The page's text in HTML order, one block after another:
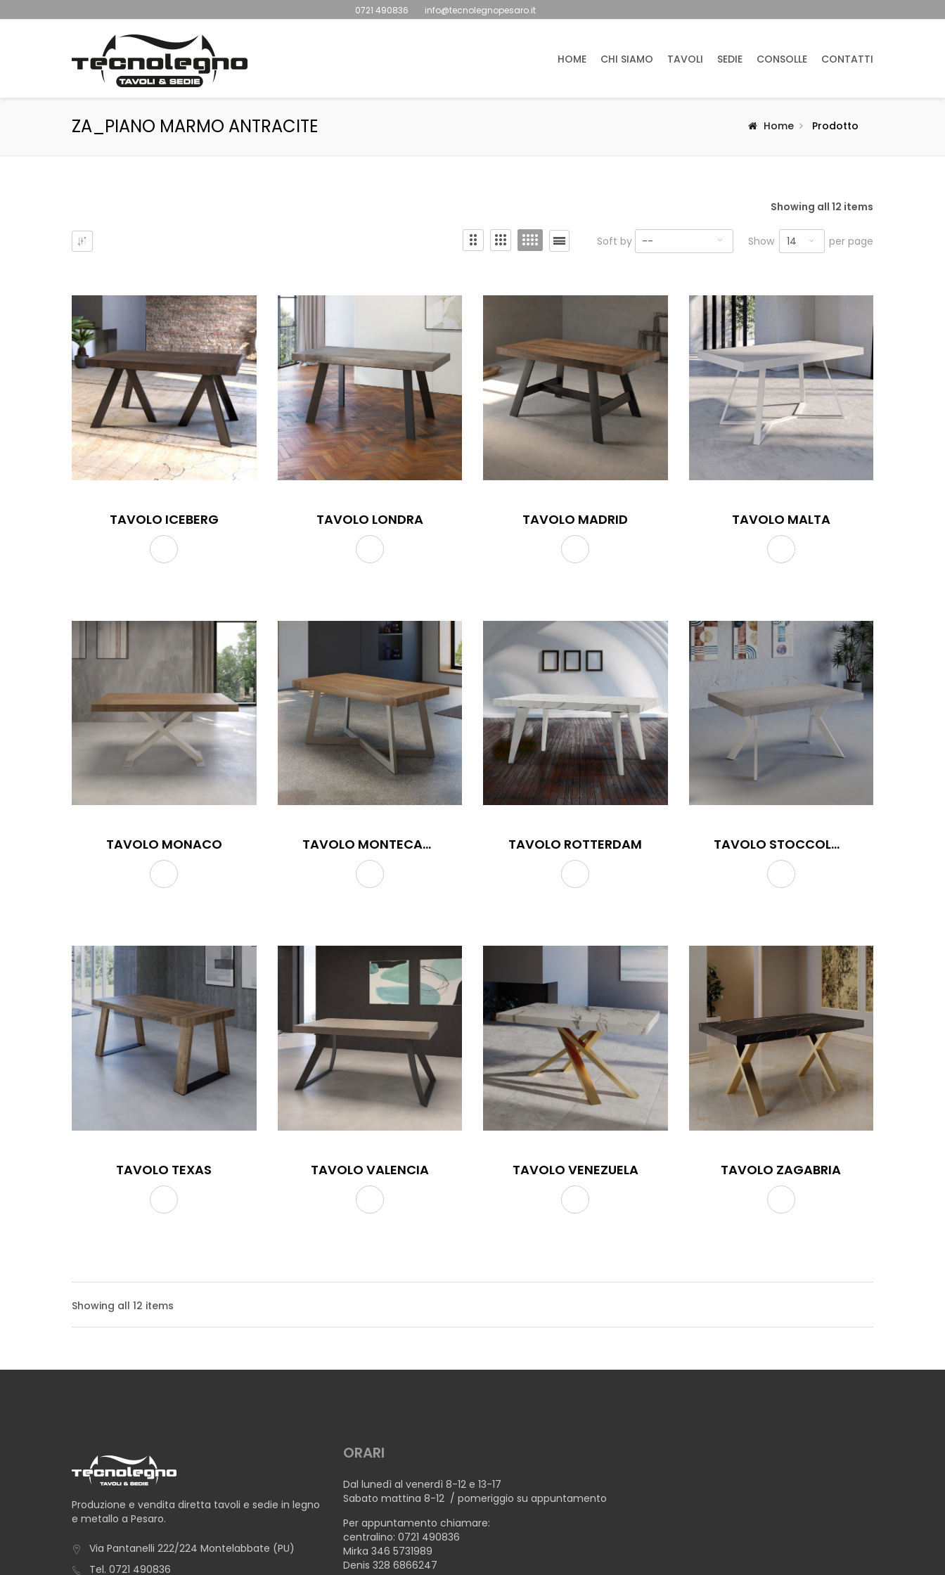
0721 490836 info@tecnolegnopesaro.it
HOME CHI SIAMO TAVOLI SEDIE CONSOLLE CONTATTI
ZA_PIANO MARMO ANTRACITE Home Prodotto
Showing all 12 items
Soft by -- Show 14 per page
TAVOLO ICEBERG TAVOLO LONDRA TAVOLO MADRID TAVOLO MALTA
TAVOLO MONACO TAVOLO MONTECARLO TAVOLO ROTTERDAM TAVOLO STOCCOLMA
TAVOLO TEXAS TAVOLO VALENCIA TAVOLO VENEZUELA TAVOLO ZAGABRIA
TAVOLO MALTA
Showing all 12 items
Produzione e vendita diretta tavoli e sedie in legno
e metallo a Pesaro.
Via Pantanelli 222/224 Montelabbate (PU)
Tel. 0721 490836
ORARI
Dal lunedì al venerdì 8-12 e 13-17
Sabato mattina 8-12 / pomeriggio su appuntamento
Per appuntamento chiamare:
centralino: 0721 490836
Mirka 346 5731989
Denis 328 6866247